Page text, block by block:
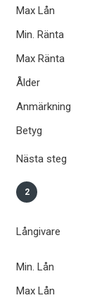
Max Lån
Min. Ränta
Max Ränta
Ålder
Anmärkning
Betyg
Nästa steg
2
Långivare
Min. Lån
Max Lån